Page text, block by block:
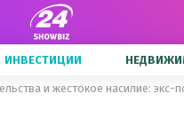
ИНВЕСТИЦИИ